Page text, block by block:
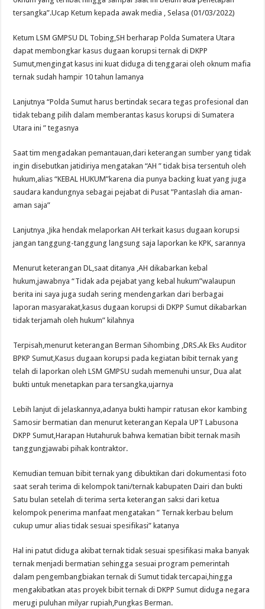
tersangka”.Ucap Ketum kepada awak media , Selasa (01/03/2022)
Ketum LSM GMPSU DL Tobing,SH berharap Polda Sumatera Utara
dapat membongkar kasus dugaan korupsi ternak di DKPP
Sumut,mengingat kasus ini kuat diduga di tenggarai oleh oknum mafia
ternak sudah hampir 10 tahun lamanya
Lanjutnya “Polda Sumut harus bertindak secara tegas profesional dan
tidak tebang pilih dalam memberantas kasus korupsi di Sumatera
Utara ini ” tegasnya
Saat tim mengadakan pemantauan,dari keterangan sumber yang tidak
ingin disebutkan jatidiriya mengatakan “AH ” tidak bisa tersentuh oleh
hukum,alias “KEBAL HUKUM”karena dia punya backing kuat yang juga
saudara kandungnya sebagai pejabat di Pusat ”Pantaslah dia aman-
aman saja”
Lanjutnya ,Jika hendak melaporkan AH terkait kasus dugaan korupsi
jangan tanggung-tanggung langsung saja laporkan ke KPK, sarannya
Menurut keterangan DL,saat ditanya ,AH dikabarkan kebal
hukum,jawabnya “Tidak ada pejabat yang kebal hukum”walaupun
berita ini saya juga sudah sering mendengarkan dari berbagai
laporan masyarakat,kasus dugaan korupsi di DKPP Sumut dikabarkan
tidak terjamah oleh hukum” kilahnya
Terpisah,menurut keterangan Berman Sihombing ,DRS.Ak Eks Auditor
BPKP Sumut,Kasus dugaan korupsi pada kegiatan bibit ternak yang
telah di laporkan oleh LSM GMPSU sudah memenuhi unsur, Dua alat
bukti untuk menetapkan para tersangka,ujarnya
Lebih lanjut di jelaskannya,adanya bukti hampir ratusan ekor kambing
Samosir bermatian dan menurut keterangan Kepala UPT Labusona
DKPP Sumut,Harapan Hutahuruk bahwa kematian bibit ternak masih
tanggungjawabi pihak kontraktor.
Kemudian temuan bibit ternak yang dibuktikan dari dokumentasi foto
saat serah terima di kelompok tani/ternak kabupaten Dairi dan bukti
Satu bulan setelah di terima serta keterangan saksi dari ketua
kelompok penerima manfaat mengatakan ” Ternak kerbau belum
cukup umur alias tidak sesuai spesifikasi” katanya
Hal ini patut diduga akibat ternak tidak sesuai spesifikasi maka banyak
ternak menjadi bermatian sehingga sesuai program pemerintah
dalam pengembangbiakan ternak di Sumut tidak tercapai,hingga
mengakibatkan atas proyek bibit ternak di DKPP Sumut diduga negara
merugi puluhan milyar rupiah,Pungkas Berman.